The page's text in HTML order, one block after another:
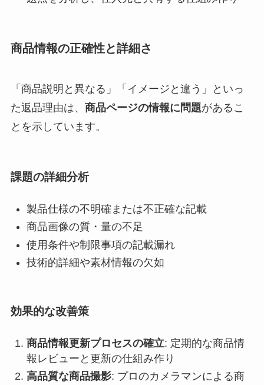
商品情報の正確性と詳細さ
「商品説明と異なる」「イメージと違う」といっ
た返品理由は、 商品ページの情報に問題があるこ
とを示しています。
課題の詳細分析
製品仕様の不明確または不正確な記載
商品画像の質・量の不足
使用条件や制限事項の記載漏れ
技術的詳細や素材情報の欠如
効果的な改善策
商品情報更新プロセスの確立: 定期的な商品情
報レビューと更新の仕組み作り
高品質な商品撮影: プロのカメラマンによる商